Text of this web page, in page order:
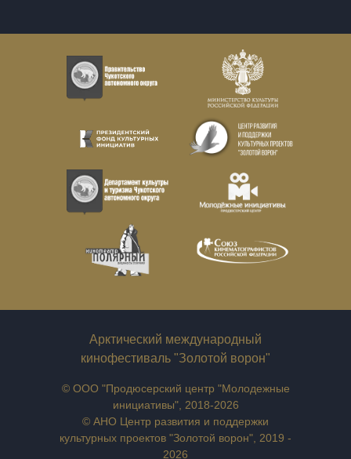
Арктический международный
кинофестиваль "Золотой ворон"
© ООО "Продюсерский центр "Молодежные
инициативы", 2018-2026
© АНО Центр развития и поддержки
культурных проектов "Золотой ворон", 2019 -
2026